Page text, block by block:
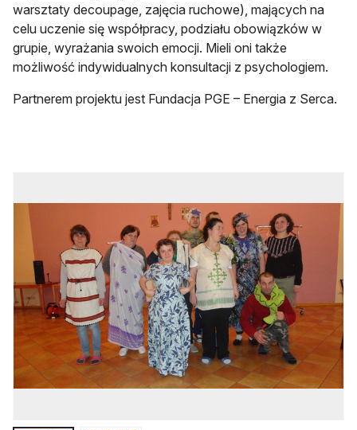
warsztaty decoupage, zajęcia ruchowe), mających na
celu uczenie się współpracy, podziału obowiązków w
grupie, wyrażania swoich emocji. Mieli oni także
możliwość indywidualnych konsultacji z psychologiem.
Partnerem projektu jest Fundacja PGE – Energia z Serca.